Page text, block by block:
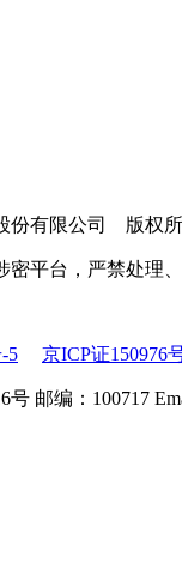
份有限公司 版权
密平台，严禁处理
5 京ICP证150976
邮编：100717